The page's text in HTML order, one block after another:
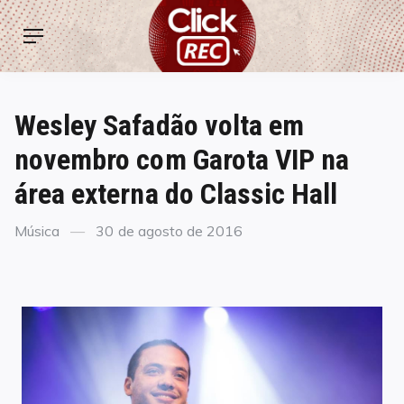
Skip
to
content
ClickREC
Menu
Wesley Safadão volta em
novembro com Garota VIP na
área externa do Classic Hall
Categories
Música
Posted
30 de agosto de 2016